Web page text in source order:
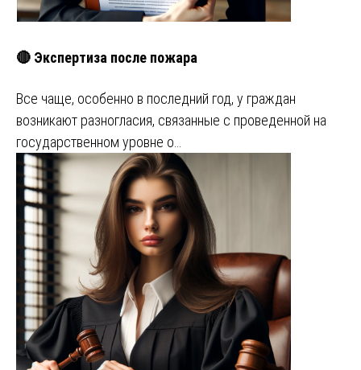
🔴 Экспертиза после пожара
Все чаще, особенно в последний год, у граждан
возникают разногласия, связанные с проведенной на
государственном уровне о…